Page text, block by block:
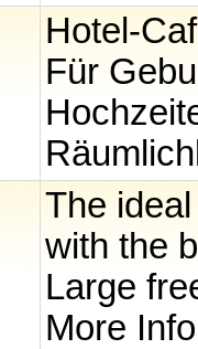
Hotel-
Für
The
with the
Large
More